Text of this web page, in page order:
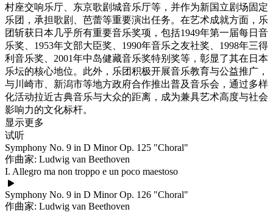
村座交响乐厅、东京歌剧城音乐厅等，并作为新国立剧场固定
乐团，承担歌剧、芭蕾等重要演出任务。在艺术成就方面，乐
团斩获日本几乎所有重要音乐奖项，包括1949年第一届每日音
乐奖、1953年文部大臣奖、1990年音乐之友社奖、1998年三得
利音乐奖、2001年中岛健藏音乐奖特别奖等，彰显了其在日本
乐坛的核心地位。此外，乐团积极开展音乐教育与公益推广，
与川崎市、新潟市等地方政府合作推出普及音乐会，通过多样
化活动拉近古典音乐与大众的距离，成为兼具艺术高度与社会
影响力的文化标杆。
显示更多
试听
Symphony No. 9 in D Minor Op. 125 "Choral"
作曲家: Ludwig van Beethoven
I. Allegro ma non troppo e un poco maestoso
Symphony No. 9 in D Minor Op. 126 "Choral"
作曲家: Ludwig van Beethoven